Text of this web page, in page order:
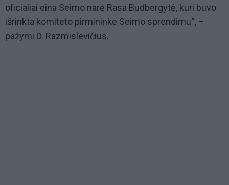
oficialiai eina Seimo narė Rasa Budbergytė, kuri buvo
išrinkta komiteto pirmininke Seimo sprendimu“, –
pažymi D. Razmislevičius.